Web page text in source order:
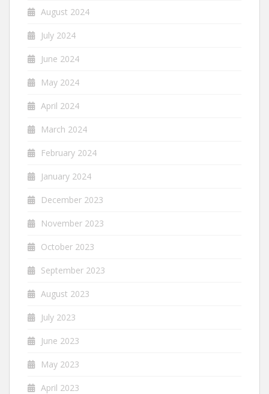
August 2024
July 2024
June 2024
May 2024
April 2024
March 2024
February 2024
January 2024
December 2023
November 2023
October 2023
September 2023
August 2023
July 2023
June 2023
May 2023
April 2023